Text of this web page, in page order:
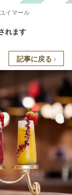
イマール
れます
記事に戻る